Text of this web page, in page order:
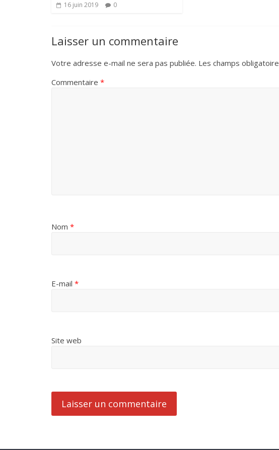
16 juin 2019 0
Laisser un commentaire
Votre adresse e-mail ne sera pas publiée. Les champs
Commentaire *
Nom *
E-mail *
Site web